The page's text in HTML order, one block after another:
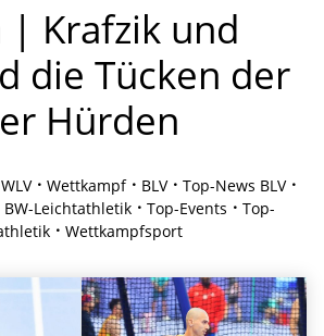
| Krafzik und
die Tücken der
Hürden
Wettkampf BLV
Top-News BLV
BW-Leichtathletik Top-Events
Top-
Wettkampfsport